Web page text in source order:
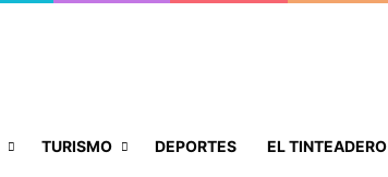
TURISMO DEPORTES EL TINTEADERO